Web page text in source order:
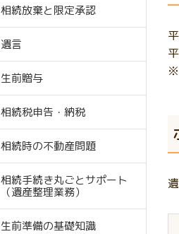
※
相続放棄と限定承認
遺言
生前贈与
相続税申告・納税
相続時の不動産問題
相続手続き丸ごとサポート
（遺産整理業務）
生前準備の基礎知識